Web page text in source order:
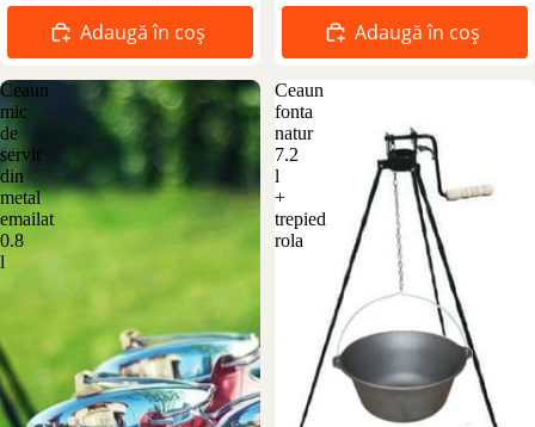
Adaugă în coș Adaugă în coș
Ceaun
mic
de
servit
din
metal
emailat
0.8
l
Ceaun
fonta
natur
7.2
l
+
trepied
rola